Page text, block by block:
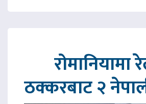
रोमानियामा
ठक्करबाट २